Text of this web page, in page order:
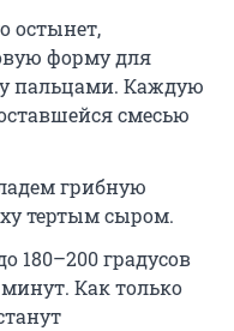
остынет,
форму для
пальцами. Каждую
смесью
грибную
тертым сыром.
180–200 градусов
Как только